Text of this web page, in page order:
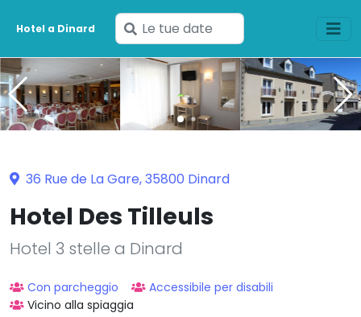
Hotel a Dinard
Inserisci
le
tue
36 Rue de La Gare, 35800 Dinard
Hotel Des Tilleuls
Hotel 3 stelle a Dinard
Con parcheggio
Accessibile per disabili
Vicino alla spiaggia